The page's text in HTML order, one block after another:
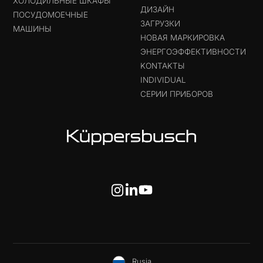
ПОСУДОМОЕЧНЫЕ
МАШИНЫ
ДИЗАЙН
ЗАГРУЗКИ
НОВАЯ МАРКИРОВКА
ЭНЕРГОЭФФЕКТИВНОСТИ
KONTAKTЫ
INDIVIDUAL
СЕРИИ ПРИБОРОВ